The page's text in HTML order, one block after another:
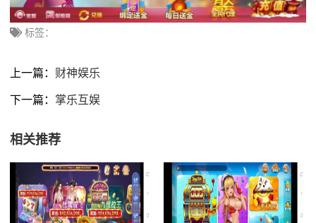
标签：
上一篇： 财神娱乐
下一篇： 掌乐互娱
相关推荐